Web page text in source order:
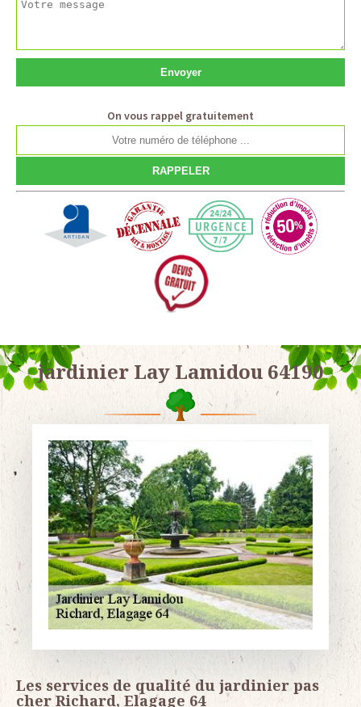
On vous rappel gratuitement
jardinier Lay Lamidou 64190
Les services de qualité du jardinier pas
cher Richard, Elagage 64